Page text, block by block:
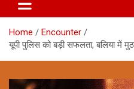
Home
Encounter
यूपी पुलिस को बड़ी सफलता, बलिया में